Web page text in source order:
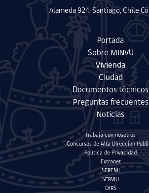
Alameda 924, Santiago, Chile
Portada
Sobre MINVU
Vivienda
Ciudad
Documentos técnicos
Preguntas frecuentes
Noticias
Trabaja con nosotros
Concursos de Alta Dirección
Política de Privacidad
Extranet
SEREMI
SERVIU
OIRS